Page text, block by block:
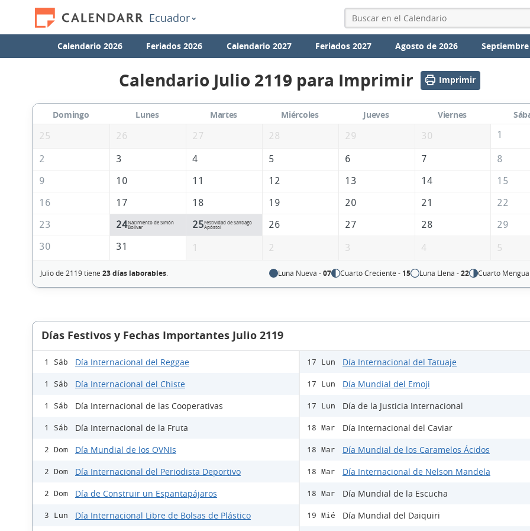
Ecuador
Calendario 2026 Feriados 2026 Calendario 2027 Feriados 2027 Agosto de 2026
Calendario Julio 2119 para Imprimir Imprimir
Domingo Lunes Martes Miércoles Jueves Viernes
25
26 27 28 29 30 1
2 3 4 5 6 7
8
9
10 11 12 13 14
15
16
17 18 19 20 21
22
23
24Nacimiento de Simón
Bolívar
25Festividad de Santiago
Apóstol
26 27 28
29
30
31 1 2 3 4 5
Julio de 2119 tiene 23 días laborables. Luna Nueva -07 Cuarto Creciente - 15 Luna Llena -22 Cuarto
Días Festivos y Fechas Importantes Julio 2119
1 Sáb Día Internacional del Reggae
1 Sáb Día Internacional del Chiste
1 Sáb Día Internacional de las Cooperativas
1 Sáb Día Internacional de la Fruta
2 Dom Día Mundial de los OVNIs
2 Dom Día Internacional del Periodista Deportivo
2 Dom Día de Construir un Espantapájaros
3 Lun Día Internacional Libre de Bolsas de Plástico
17 Lun Día Internacional del Tatuaje
17 Lun Día Mundial del Emoji
17 Lun Día de la Justicia Internacional
18 Mar Día Internacional del Caviar
18 Mar Día Mundial de los Caramelos Ácidos
18 Mar Día Internacional de Nelson Mandela
18 Mar Día Mundial de la Escucha
19 Mié Día Mundial del Daiquiri